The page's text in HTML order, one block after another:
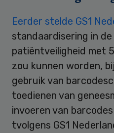
Eerder stelde GS1
standaardisering in
patiëntveiligheid met
zou kunnen worden,
gebruik van
toedienen van
invoeren van
tvolgens GS1